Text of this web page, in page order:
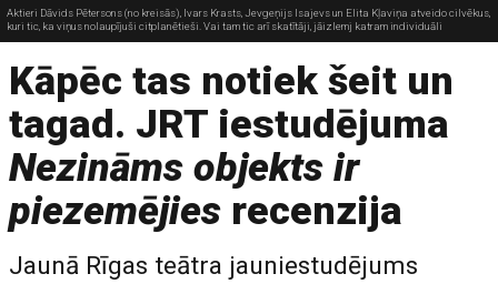
Aktieri Dāvids Pētersons (no kreisās), Ivars Krasts, Jevgeņijs Isajevs un Elita Kļaviņa atveido cilvēkus,
kuri tic, ka viņus nolaupījuši citplanētieši. Vai tam tic arī skatītāji, jāizlemj katram individuāli
Kāpēc tas notiek šeit un
tagad. JRT iestudējuma
Nezināms objekts ir
piezemējies recenzija
Jaunā Rīgas teātra jauniestudējums